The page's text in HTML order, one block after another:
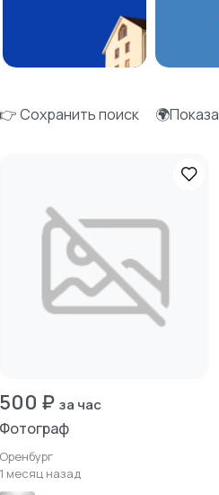
👉 Сохранить поиск
500 ₽ за час
Фотограф
Оренбург
1 месяц назад